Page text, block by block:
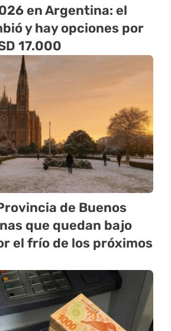
en Argentina: el
y hay opciones por
17.000
de Buenos
que quedan bajo
el frío de los próximos